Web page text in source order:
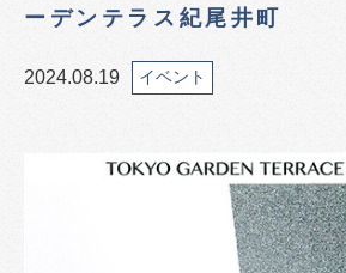
ーデンテラス紀尾井町
2024.08.19 イベント